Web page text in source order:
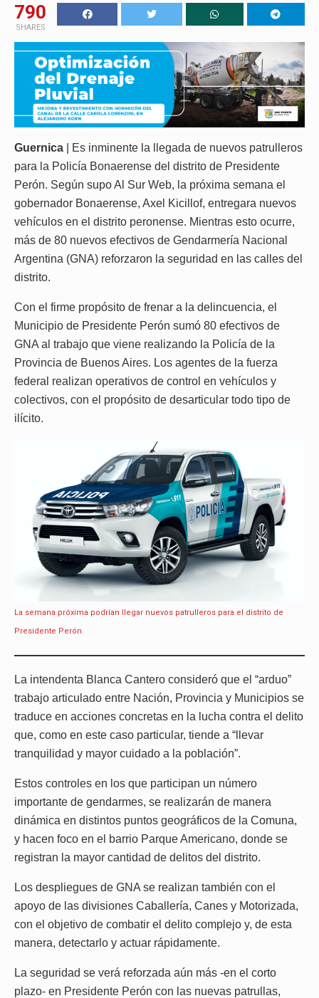
790
SHARES
Guernica
| Es inminente la llegada de nuevos patrulleros
para la Policía Bonaerense del distrito de Presidente
Perón. Según supo Al Sur Web, la próxima semana el
gobernador Bonaerense, Axel Kicillof, entregara nuevos
vehículos en el distrito peronense. Mientras esto ocurre,
más de 80 nuevos efectivos de Gendarmería Nacional
Argentina (GNA) reforzaron la seguridad en las calles del
distrito.
Con el firme propósito de frenar a la delincuencia, el
Municipio de Presidente Perón sumó 80 efectivos de
GNA al trabajo que viene realizando la Policía de la
Provincia de Buenos Aires. Los agentes de la fuerza
federal realizan operativos de control en vehículos y
colectivos, con el propósito de desarticular todo tipo de
ilícito.
La semana próxima podrían llegar nuevos patrulleros para el distrito de
Presidente Perón.
La intendenta Blanca Cantero consideró que el “arduo”
trabajo articulado entre Nación, Provincia y Municipios se
traduce en acciones concretas en la lucha contra el delito
que, como en este caso particular, tiende a “llevar
tranquilidad y mayor cuidado a la población”.
Estos controles en los que participan un número
importante de gendarmes, se realizarán de manera
dinámica en distintos puntos geográficos de la Comuna,
y hacen foco en el barrio Parque Americano, donde se
registran la mayor cantidad de delitos del distrito.
Los despliegues de GNA se realizan también con el
apoyo de las divisiones Caballería, Canes y Motorizada,
con el objetivo de combatir el delito complejo y, de esta
manera, detectarlo y actuar rápidamente.
La seguridad se verá reforzada aún más -en el corto
plazo- en Presidente Perón con las nuevas patrullas,